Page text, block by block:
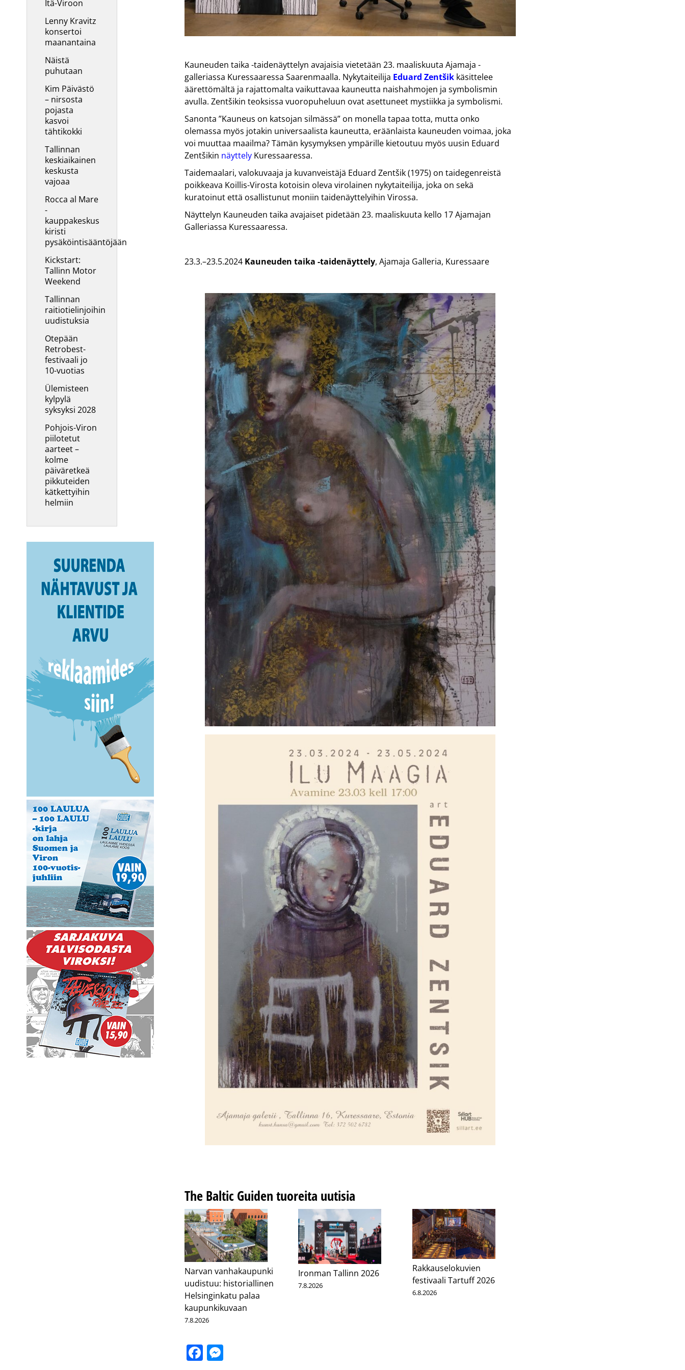
Itä-Viroon
Lenny Kravitz
konsertoi
maanantaina
Näistä
puhutaan
Kim Päivästö
– nirsosta
pojasta
kasvoi
tähtikokki
Tallinnan
keskiaikainen
keskusta
vajoaa
Rocca al Mare
-
kauppakeskus
kiristi
pysäköintisääntöjään
Kickstart:
Tallinn Motor
Weekend
Tallinnan
raitiotielinjoihin
uudistuksia
Otepään
Retrobest-
festivaali jo
10-vuotias
Ülemisteen
kylpylä
syksyksi 2028
Pohjois-Viron
piilotetut
aarteet –
kolme
päiväretkeä
pikkuteiden
kätkettyihin
helmiin
Kauneuden taika -taidenäyttelyn avajaisia vietetään 23. maaliskuuta Ajamaja -
galleriassa Kuressaaressa Saarenmaalla. Nykytaiteilija Eduard Zentšik käsittelee
äärettömältä ja rajattomalta vaikuttavaa kauneutta naishahmojen ja symbolismin
avulla. Zentšikin teoksissa vuoropuheluun ovat asettuneet mystiikka ja symbolismi.
Sanonta ”Kauneus on katsojan silmässä” on monella tapaa totta, mutta onko
olemassa myös jotakin universaalista kauneutta, eräänlaista kauneuden voimaa, joka
voi muuttaa maailma? Tämän kysymyksen ympärille kietoutuu myös uusin Eduard
Zentšikin näyttely Kuressaaressa.
Taidemaalari, valokuvaaja ja kuvanveistäjä Eduard Zentšik (1975) on taidegenreistä
poikkeava Koillis-Virosta kotoisin oleva virolainen nykytaiteilija, joka on sekä
kuratoinut että osallistunut moniin taidenäyttelyihin Virossa.
Näyttelyn Kauneuden taika avajaiset pidetään 23. maaliskuuta kello 17 Ajamajan
Galleriassa Kuressaaressa.
23.3.–23.5.2024 Kauneuden taika -taidenäyttely, Ajamaja Galleria, Kuressaare
The Baltic Guiden tuoreita uutisia
Narvan vanhakaupunki
uudistuu: historiallinen
Helsinginkatu palaa
kaupunkikuvaan
7.8.2026
Ironman Tallinn 2026
7.8.2026
Rakkauselokuvien
festivaali Tartuff 2026
6.8.2026
Facebook